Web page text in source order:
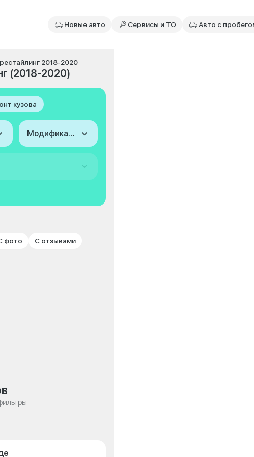
Новые авто Сервисы и ТО Авто с
2018-2020
(2018-2020)
кузова
Модификация
фото С отзывами